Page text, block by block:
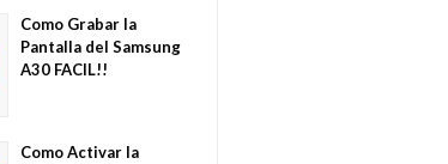
Como Grabar la
Pantalla del Samsung
A30 FACIL!!
Como Activar la